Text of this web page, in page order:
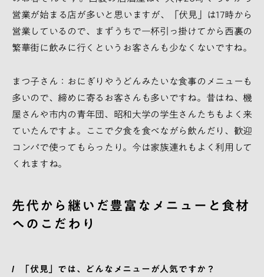
営業が始まる店が多いと思いますが、「伏見」は17時から
営業しているので、まずうちで一杯引っ掛けてから西裏の
繁華街に飲みに行くというお客さんも少なくないですね。
まつ子さん：おにぎりやうどんみたいな食事のメニューも
多いので、締めに寄るお客さんも多いですね。昔はね、機
屋さんや市内の青年団、昭和大学の学生さんたちもよく来
ていたんですよ。ここで夕食を食べながら飲んだり、歓迎
コンパで使ってもらったり。今は家族連れもよく利用して
くれますね。
先代から継いだ豊富なメニューと食材
へのこだわり
「伏見」では、どんなメニューが人気ですか？